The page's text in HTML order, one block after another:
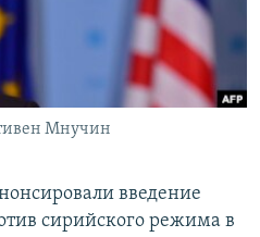
Мнучин
введение
сирийского режима в